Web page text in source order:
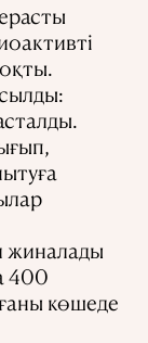
жиналады
400
көшеде